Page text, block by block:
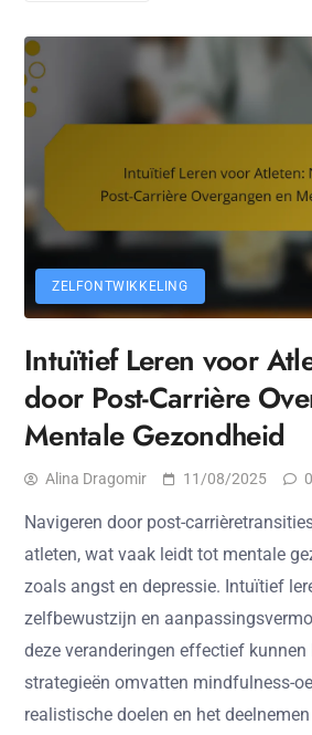
ZELFONTWIKKELING
Intuïtief Leren voor
door Post-Carrière
Mentale Gezondheid
Alina Dragomir 11/08/2025 0
Navigeren door post-
atleten, wat vaak leidt tot mentale
zoals angst en depressie. Intuïtief
zelfbewustzijn en
deze veranderingen effectief kunnen
strategieën omvatten mindfulness-
realistische doelen en het